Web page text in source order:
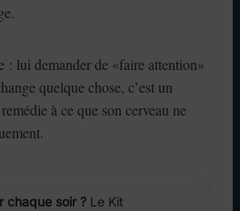
: lui demander de «faire attention»
quelque chose, c’est un
à ce que son cerveau ne
chaque soir ? Le Kit